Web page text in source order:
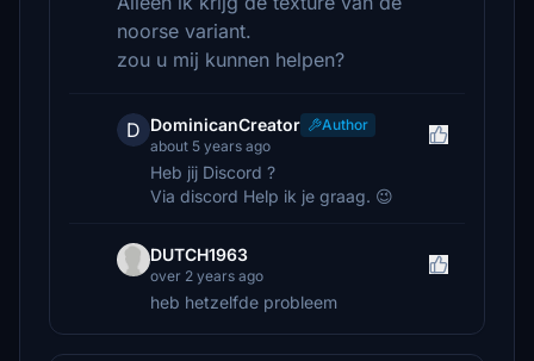
noorse variant.
zou u mij kunnen helpen?
D DominicanCreator
Author
about 5 years ago
Heb jij Discord ?
Via discord Help ik je graag. 😉
DUTCH1963
over 2 years ago
heb hetzelfde probleem